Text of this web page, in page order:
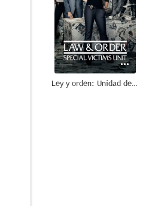
Ley y orden: Unidad de Víctimas Especiales